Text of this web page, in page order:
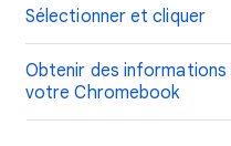
Sélectionner et cliquer
Obtenir des informations
votre Chromebook